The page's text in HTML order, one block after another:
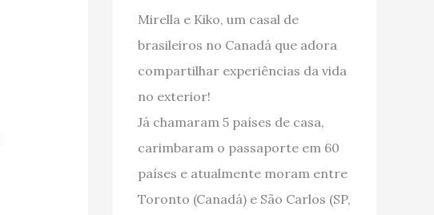
Mirella e Kiko, um casal de
brasileiros no Canadá que adora
compartilhar experiências da vida
no exterior!
Já chamaram 5 países de casa,
carimbaram o passaporte em 60
países e atualmente moram entre
Toronto (Canadá) e São Carlos (SP,